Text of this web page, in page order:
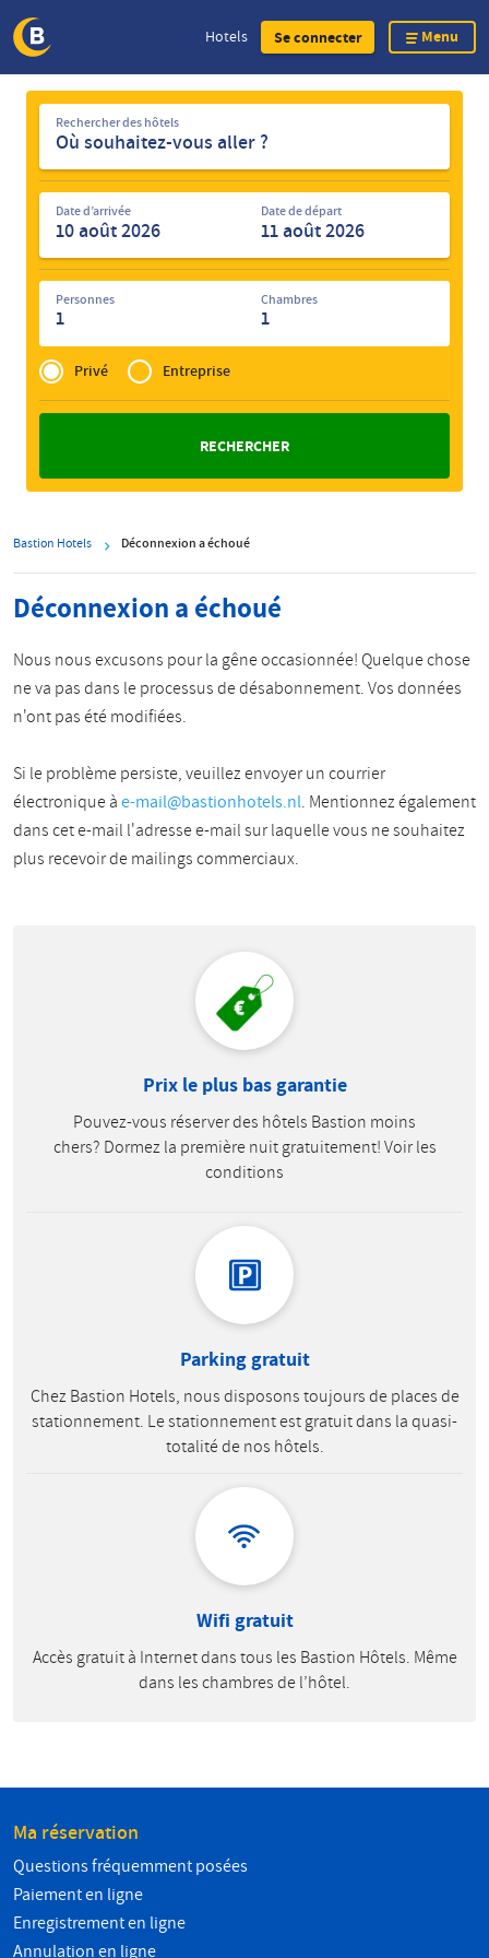
Skip
Hotels Se connecter Menu
Rechercher
hôtels
Rechercher des hôtels
Date d’arrivée Date de départ
Personnes
1
Chambres
1
Privé
of
Zakelijk
Privé Entreprise
Bastion Hotels Déconnexion a échoué
Déconnexion a échoué
Nous nous excusons pour la gêne occasionnée! Quelque chose
ne va pas dans le processus de désabonnement. Vos données
n'ont pas été modifiées.
Si le problème persiste, veuillez envoyer un courrier
électronique àe-mail@bastionhotels.nl. Mentionnez également
dans cet e-mail l'adresse e-mail sur laquelle vous ne souhaitez
plus recevoir de mailings commerciaux.
Prix le plus bas garantie
Pouvez-vous réserver des hôtels Bastion moins
chers? Dormez la première nuit gratuitement! Voir les
conditions
Parking gratuit
Chez Bastion Hotels, nous disposons toujours de places de
stationnement. Le stationnement est gratuit dans la quasi-
totalité de nos hôtels.
Wifi gratuit
Accès gratuit à Internet dans tous les Bastion Hôtels. Même
dans les chambres de l’hôtel.
Ma réservation
Questions fréquemment posées
Paiement en ligne
Enregistrement en ligne
Annulation en ligne